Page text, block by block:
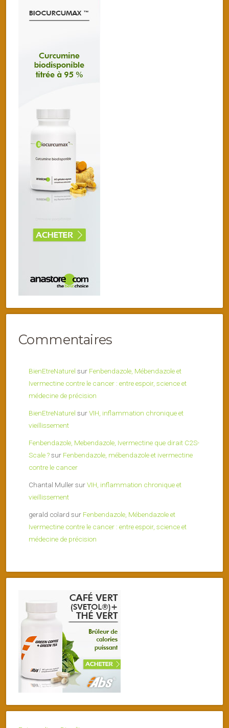
Commentaires
BienEtreNaturel sur Fenbendazole, Mébendazole et
Ivermectine contre le cancer : entre espoir, science et
médecine de précision
BienEtreNaturel surVIH, inflammation chronique et
vieillissement
Fenbendazole, Mebendazole, Ivermectine que dirait C2S-
Scale ?sur Fenbendazole, mébendazole et ivermectine
contre le cancer
Chantal MullersurVIH, inflammation chronique et
vieillissement
gerald colard sur Fenbendazole, Mébendazole et
Ivermectine contre le cancer : entre espoir, science et
médecine de précision